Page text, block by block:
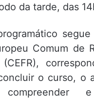
da tarde, das
Comum de
o curso, o